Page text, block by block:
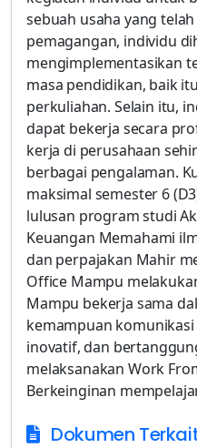
sebuah usaha yang
pemagangan, individu
mengimplementasikan
masa pendidikan, baik
perkuliahan. Selain itu,
dapat bekerja secara
kerja di perusahaan
berbagai pengalaman.
maksimal semester 6
lulusan program studi
Keuangan Memahami
dan perpajakan Mahir
Office Mampu
Mampu bekerja sama
kemampuan
inovatif, dan
melaksanakan Work
Berkeinginan
Dokumen